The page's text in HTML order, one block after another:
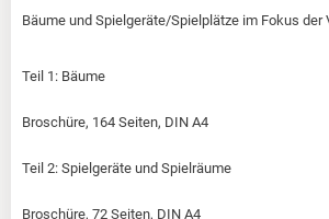
Bäume und Spielgeräte/Spielplätze im Fokus der
Teil 1: Bäume
Broschüre, 164 Seiten, DIN A4
Teil 2: Spielgeräte und Spielräume
Broschüre, 72 Seiten, DIN A4